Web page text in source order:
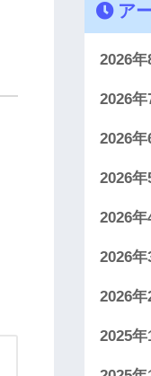
ア
2026年
2026年
2026年
2026年
2026年
2026年
2026年
2025年